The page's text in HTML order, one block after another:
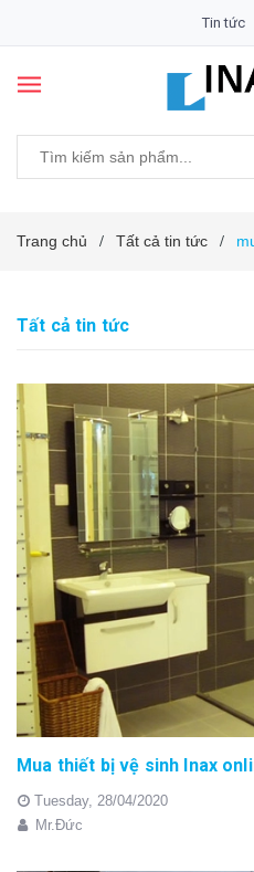
Tin tức
Trang chủ / Tất cả tin tức /
Tất cả tin tức
Mua thiết bị vệ sinh Inax
Tuesday, 28/04/2020
Mr.Đức